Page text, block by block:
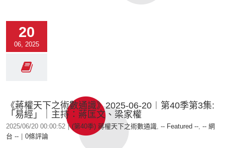
20
06, 2025
《蔣權天下之術數通識》2025-06-20︱第40季第3集:
「易經」｜主持：蔣匡文、梁家權
2025/06/20 00:00:52 | (第40季) 蔣權天下之術數通識, -- Featured --, -- 網
台 --
0條評論